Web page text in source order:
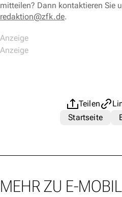
mitteilen? Dann kontaktieren Sie
redaktion@zfk.de.
Teilen
Startseite
MEHR ZU E-